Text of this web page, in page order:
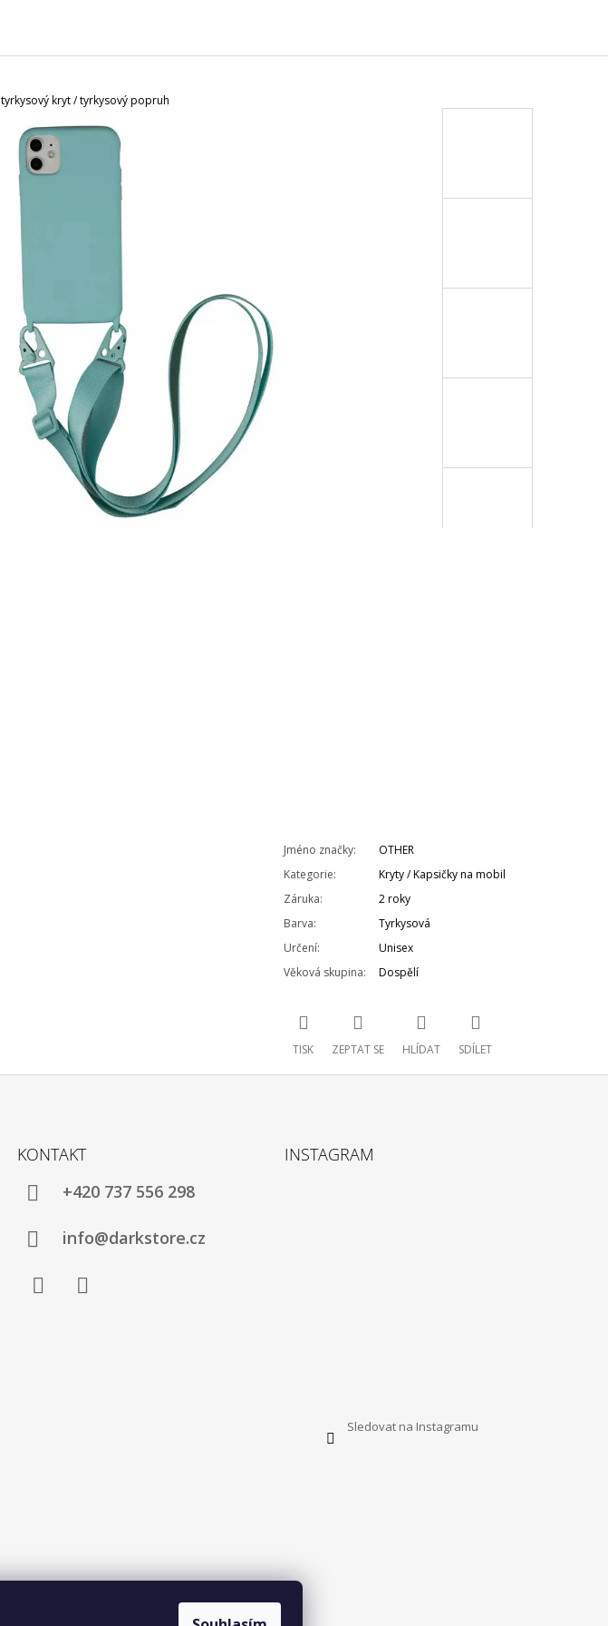
kryt / tyrkysový popruh
Jméno značky:
OTHER
Kategorie:
Kryty / Kapsičky na mobil
Záruka:
2 roky
Barva:
Tyrkysová
Určení:
Unisex
Věková skupina: Dospělí
TISK ZEPTAT SE HLÍDAT SDÍLET
KONTAKT
+420 737 556 298
info@darkstore.cz
INSTAGRAM
Sledovat na Instagramu